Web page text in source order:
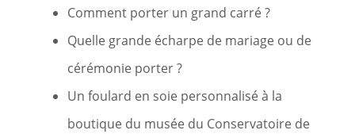
Comment porter un grand carré ?
Quelle grande écharpe de mariage ou de
cérémonie porter ?
Un foulard en soie personnalisé à la
boutique du musée du Conservatoire de